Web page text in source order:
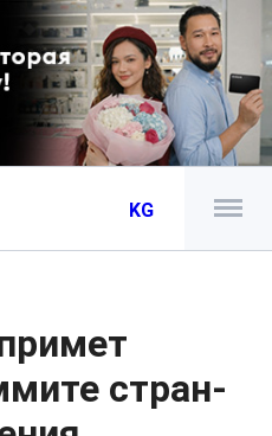
KG
стран-